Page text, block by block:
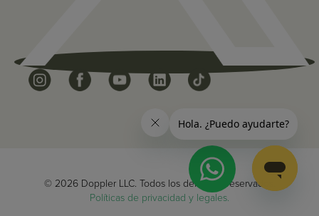
© 2026 Doppler LLC. Todos los derechos reservados.
Políticas de privacidad y legales.